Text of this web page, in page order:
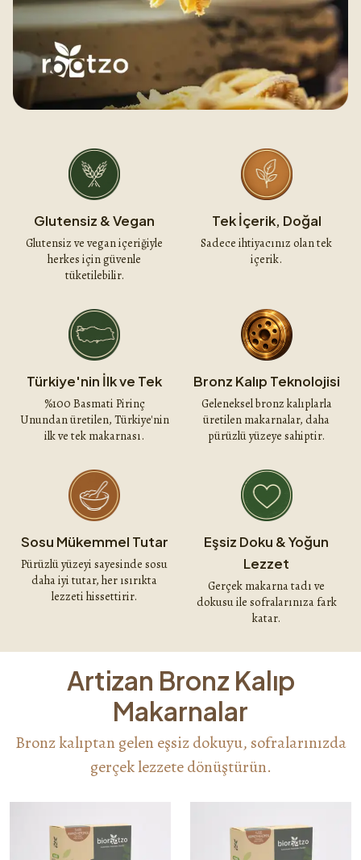
Glutensiz & Vegan
Glutensiz ve vegan içeriğiyle
herkes için güvenle
tüketilebilir.
Tek İçerik, Doğal
Sadece ihtiyacınız olan tek
içerik.
Türkiye'nin İlk ve Tek
%100 Basmati Pirinç
Unundan üretilen, Türkiye'nin
ilk ve tek makarnası.
Bronz Kalıp Teknolojisi
Geleneksel bronz kalıplarla
üretilen makarnalar, daha
pürüzlü yüzeye sahiptir.
Sosu Mükemmel Tutar
Pürüzlü yüzeyi sayesinde sosu
daha iyi tutar, her ısırıkta
lezzeti hissettirir.
Eşsiz Doku & Yoğun
Lezzet
Gerçek makarna tadı ve
dokusu ile sofralarınıza fark
katar.
Artizan Bronz Kalıp
Makarnalar
Bronz kalıptan gelen eşsiz dokuyu, sofralarınızda
gerçek lezzete dönüştürün.